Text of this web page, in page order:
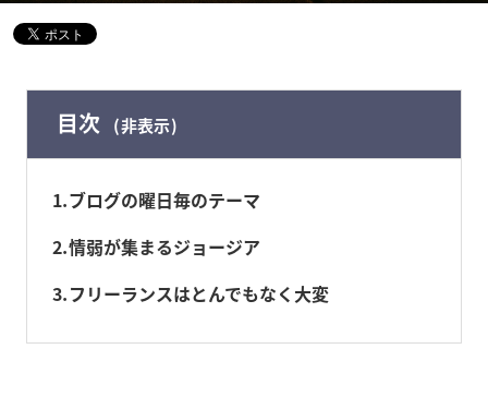
目次 非表示
1 ブログの曜日毎のテーマ
2 情弱が集まるジョージア
3 フリーランスはとんでもなく大変